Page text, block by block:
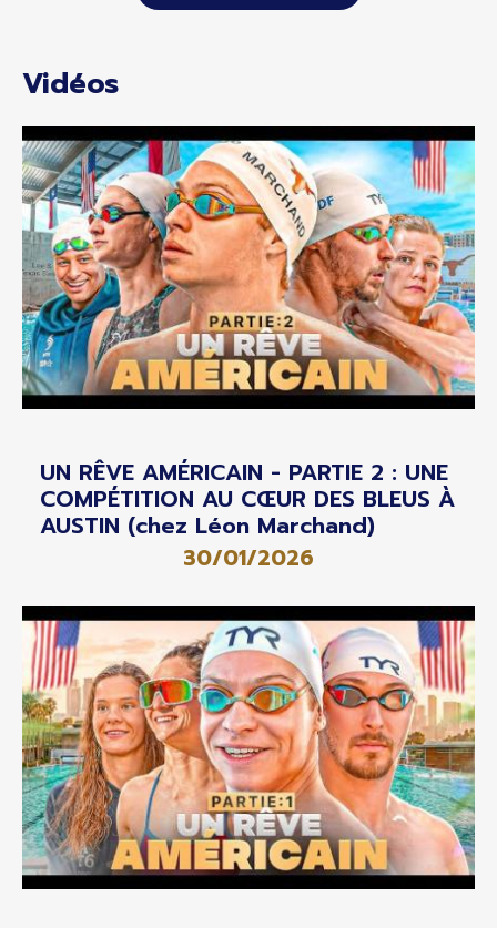
Vidéos
UN RÊVE AMÉRICAIN - PARTIE 2 : UNE
COMPÉTITION AU CŒUR DES BLEUS À
AUSTIN (chez Léon Marchand)
30/01/2026